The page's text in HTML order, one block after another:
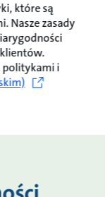
które są
Nasze zasady
politykami i